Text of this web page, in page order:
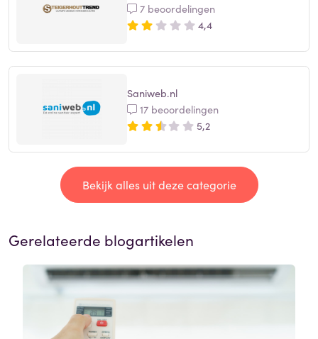
7 beoordelingen
4,4
Saniweb.nl
17 beoordelingen
5,2
Bekijk alles uit deze categorie
Gerelateerde blogartikelen